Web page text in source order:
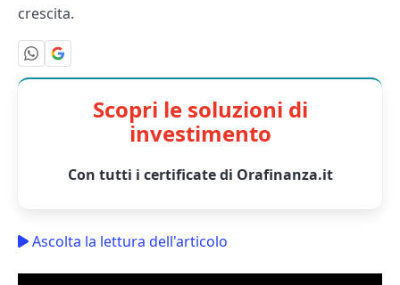
crescita.
Scopri le soluzioni di
investimento
Con tutti i certificate di Orafinanza.it
Ascolta la lettura dell'articolo